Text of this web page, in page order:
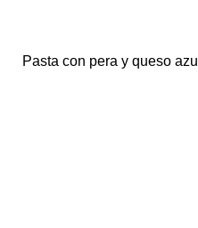
Pasta con pera y queso azul